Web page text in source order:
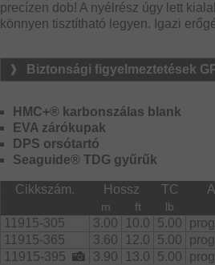
precízen dob! A nyélrész úgy lett
könnyen tisztítható legyen. Igazi
Biztonsági figyelmeztetések
HMC+® karbonszálas blank
EVA zárókupak
DPS orsótartó
Seaguide® TDG gyűrűk
Cikkszám. Hossz TC
m ft lb
11915-305 3.00 10.0 5.00
11915-365
3.60 12.0 5.00
11915-395
3.90 13.0 5.00